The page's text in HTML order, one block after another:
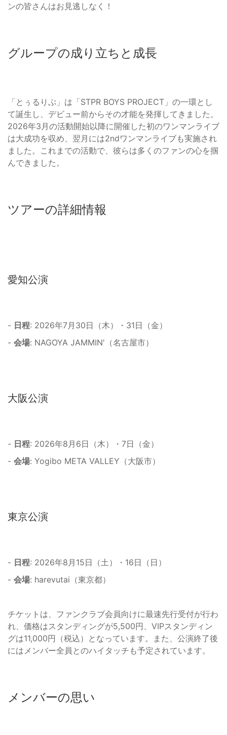
ンの皆さんはお見逃しなく！
グループの成り立ちと成長
「とぅるりぷ」は「STPR BOYS PROJECT」の一環とし
て誕生し、デビュー前からその才能を発揮してきました。
2026年3月の活動開始以降に開催した初のワンマンライブ
は大成功を収め、翌月には2ndワンマンライブも実施され
ました。これまでの活動で、彼らは多くのファンの心を掴
んできました。
ツアーの詳細情報
愛知公演
- 日程: 2026年7月30日（木）・31日（金）
- 会場: NAGOYA JAMMIN'（名古屋市）
大阪公演
- 日程: 2026年8月6日（木）・7日（金）
- 会場: Yogibo META VALLEY（大阪市）
東京公演
- 日程: 2026年8月15日（土）・16日（日）
- 会場: harevutai（東京都）
チケットは、ファンクラブ会員向けに最速先行受付が行わ
れ、価格はスタンディングが5,500円、VIPスタンディン
グは11,000円（税込）となっています。また、公演終了後
にはメンバー全員とのハイタッチも予定されています。
メンバーの思い